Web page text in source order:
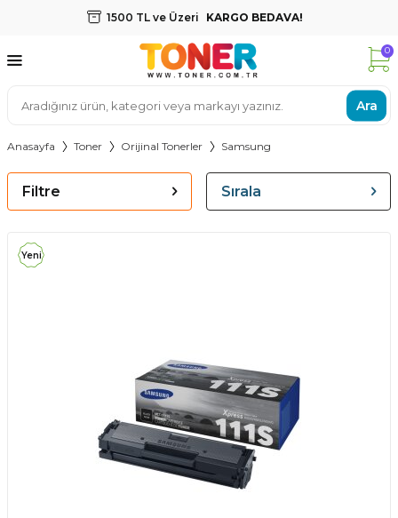
1500 TL ve Üzeri KARGO BEDAVA!
Ara
0
Anasayfa Toner Orijinal Tonerler Samsung
Filtre Sırala
Yeni